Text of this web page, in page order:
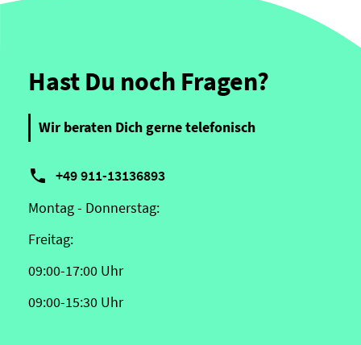
Hast Du noch Fragen?
Wir beraten Dich gerne telefonisch
 +49 911-13136893
Montag - Donnerstag:
Freitag:
09:00-17:00 Uhr
09:00-15:30 Uhr